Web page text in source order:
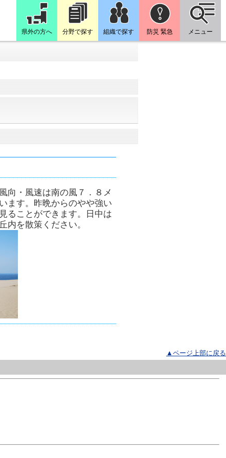
県外の方へ 分野で探す 組織で探す 防災 緊急 メニュー
向・風速は南の風７．８メ
ます。昨晩からのやや強い
ることができます。日中は
内を散策ください。
▲ページ上部に戻る